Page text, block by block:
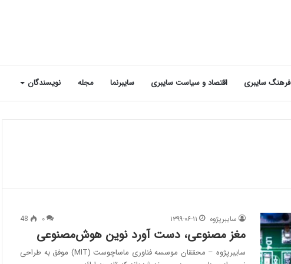
فرهنگ سایبری اقتصاد و سیاست سایبری سایبرنما مجله نویسندگان
سایبرپژوه ۱۳۹۹-۰۶-۱۱ ۰ 48
مغز مصنوعی، دست آورد نوین هوش‌مصنوعی
سایبرپژوه – محققان موسسه فناوری ماساچوست (MIT) موفق به طراحی